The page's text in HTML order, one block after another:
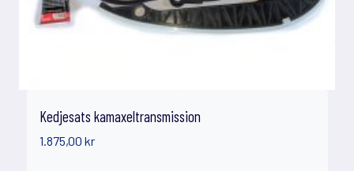
Kedjesats kamaxeltransmission
1.875,00 kr